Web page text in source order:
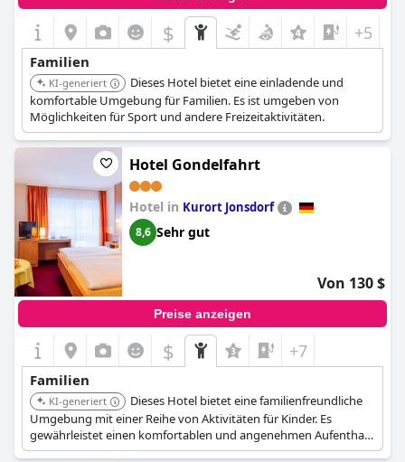
$ +5
Familien
KI-generiert
Dieses Hotel bietet eine einladende und
komfortable Umgebung für Familien. Es ist umgeben von
Möglichkeiten für Sport und andere Freizeitaktivitäten.
Hotel Gondelfahrt
Hotel in Kurort Jonsdorf
8,6 Sehr gut
Von 130 $
Preise anzeigen
$ +7
Familien
KI-generiert
Dieses Hotel bietet eine familienfreundliche
Umgebung mit einer Reihe von Aktivitäten für Kinder. Es
gewährleistet einen komfortablen und angenehmen Aufenthalt
für Eltern und Kinder.